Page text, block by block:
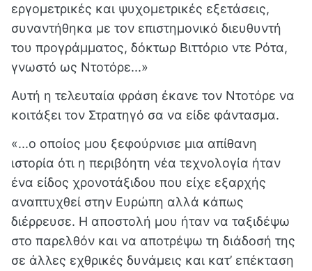
εργομετρικές και ψυχομετρικές εξετάσεις,
συναντήθηκα με τον επιστημονικό διευθυντή
του προγράμματος, δόκτωρ Βιττόριο ντε Ρότα,
γνωστό ως Ντοτόρε...»
Αυτή η τελευταία φράση έκανε τον Ντοτόρε να
κοιτάξει τον Στρατηγό σα να είδε φάντασμα.
«...ο οποίος μου ξεφούρνισε μια απίθανη
ιστορία ότι η περιβόητη νέα τεχνολογία ήταν
ένα είδος χρονοτάξιδου που είχε εξαρχής
αναπτυχθεί στην Ευρώπη αλλά κάπως
διέρρευσε. Η αποστολή μου ήταν να ταξιδέψω
στο παρελθόν και να αποτρέψω τη διάδοσή της
σε άλλες εχθρικές δυνάμεις και κατ’ επέκταση